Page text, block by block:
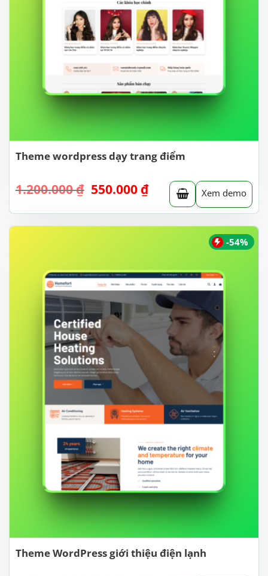
Theme wordpress dạy trang điểm
1.200.000₫ Giá
là:
1.200.000 ₫.
550.000 ₫Giá
hiện
tại
là:
Xem demo
-54%
Theme WordPress giới thiệu điện lạnh